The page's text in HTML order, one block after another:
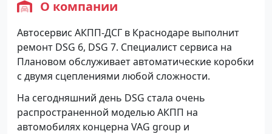
О компании
Автосервис АКПП-ДСГ в Краснодаре выполнит
ремонт DSG 6, DSG 7. Специалист сервиса на
Плановом обслуживает автоматические коробки
с двумя сцеплениями любой сложности.
На сегодняшний день DSG стала очень
распространенной моделью АКПП на
автомобилях концерна VAG group и